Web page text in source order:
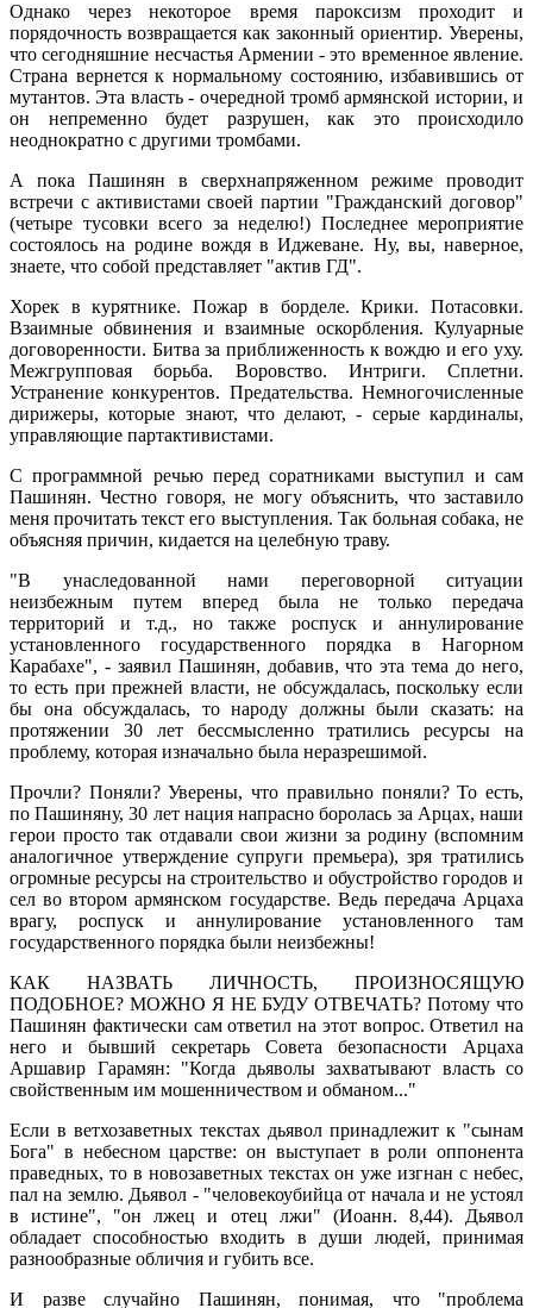
Однако через некоторое время пароксизм проходит и
порядочность возвращается как законный ориентир. Уверены,
что сегодняшние несчастья Армении - это временное явление.
Страна вернется к нормальному состоянию, избавившись от
мутантов. Эта власть - очередной тромб армянской истории, и
он непременно будет разрушен, как это происходило
неоднократно с другими тромбами.
А пока Пашинян в сверхнапряженном режиме проводит
встречи с активистами своей партии "Гражданский договор"
(четыре тусовки всего за неделю!) Последнее мероприятие
состоялось на родине вождя в Иджеване. Ну, вы, наверное,
знаете, что собой представляет "актив ГД".
Хорек в курятнике. Пожар в борделе. Крики. Потасовки.
Взаимные обвинения и взаимные оскорбления. Кулуарные
договоренности. Битва за приближенность к вождю и его уху.
Межгрупповая борьба. Воровство. Интриги. Сплетни.
Устранение конкурентов. Предательства. Немногочисленные
дирижеры, которые знают, что делают, - серые кардиналы,
управляющие партактивистами.
С программной речью перед соратниками выступил и сам
Пашинян. Честно говоря, не могу объяснить, что заставило
меня прочитать текст его выступления. Так больная собака, не
объясняя причин, кидается на целебную траву.
"В унаследованной нами переговорной ситуации
неизбежным путем вперед была не только передача
территорий и т.д., но также роспуск и аннулирование
установленного государственного порядка в Нагорном
Карабахе", - заявил Пашинян, добавив, что эта тема до него,
то есть при прежней власти, не обсуждалась, поскольку если
бы она обсуждалась, то народу должны были сказать: на
протяжении 30 лет бессмысленно тратились ресурсы на
проблему, которая изначально была неразрешимой.
Прочли? Поняли? Уверены, что правильно поняли? То есть,
по Пашиняну, 30 лет нация напрасно боролась за Арцах, наши
герои просто так отдавали свои жизни за родину (вспомним
аналогичное утверждение супруги премьера), зря тратились
огромные ресурсы на строительство и обустройство городов и
сел во втором армянском государстве. Ведь передача Арцаха
врагу, роспуск и аннулирование установленного там
государственного порядка были неизбежны!
КАК НАЗВАТЬ ЛИЧНОСТЬ, ПРОИЗНОСЯЩУЮ
ПОДОБНОЕ? МОЖНО Я НЕ БУДУ ОТВЕЧАТЬ? Потому что
Пашинян фактически сам ответил на этот вопрос. Ответил на
него и бывший секретарь Совета безопасности Арцаха
Аршавир Гарамян: "Когда дьяволы захватывают власть со
свойственным им мошенничеством и обманом..."
Если в ветхозаветных текстах дьявол принадлежит к "сынам
Бога" в небесном царстве: он выступает в роли оппонента
праведных, то в новозаветных текстах он уже изгнан с небес,
пал на землю. Дьявол - "человекоубийца от начала и не устоял
в истине", "он лжец и отец лжи" (Иоанн. 8,44). Дьявол
обладает способностью входить в души людей, принимая
разнообразные обличия и губить все.
И разве случайно Пашинян, понимая, что "проблема